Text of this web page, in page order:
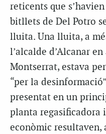
reticents que
bitllets de Del Potro
lluita. Una lluita, a
l’alcalde d’Alcanar
Montserrat, estava
“per la
presentat en un
planta regasificadora
econòmic resultaven,